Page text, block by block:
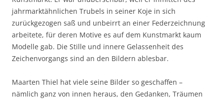
jahrmarktähnlichen Trubels in seiner Koje in sich
zurückgezogen saß und unbeirrt an einer Federzeichnung
arbeitete, für deren Motive es auf dem Kunstmarkt kaum
Modelle gab. Die Stille und innere Gelassenheit des
Zeichenvorgangs sind an den Bildern ablesbar.
Maarten Thiel hat viele seine Bilder so geschaffen –
nämlich ganz von innen heraus, den Gedanken, Träumen